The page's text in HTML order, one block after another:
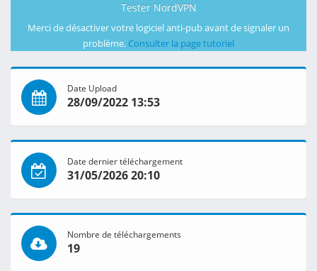
Tester NordVPN
Merci de désactiver votre logiciel anti-pub avant de signaler un
problème. Consulter la page tutoriel
Date Upload
28/09/2022 13:53
Date dernier téléchargement
31/05/2026 20:10
Nombre de téléchargements
19